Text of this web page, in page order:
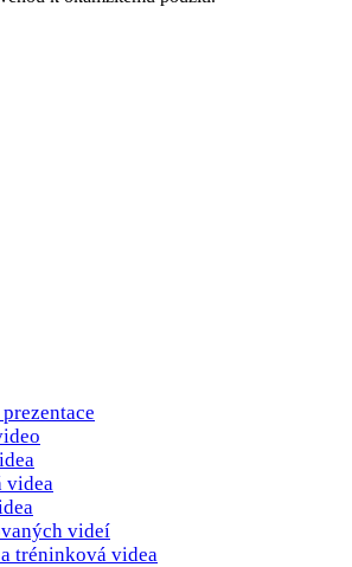
videa
videí
tréninková videa